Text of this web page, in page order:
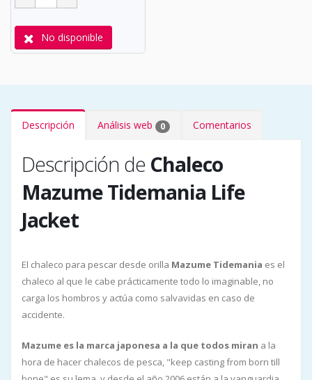
No disponible
Descripción Análisis web 0 Comentarios
Descripción de Chaleco
Mazume Tidemania Life
Jacket
El chaleco para pescar desde orilla Mazume Tidemania es el
chaleco al que le cabe prácticamente todo lo imaginable, no
carga los hombros y actúa como salvavidas en caso de
accidente.
Mazume es la marca japonesa a la que todos miran a la
hora de hacer chalecos de pesca, "keep casting from born till